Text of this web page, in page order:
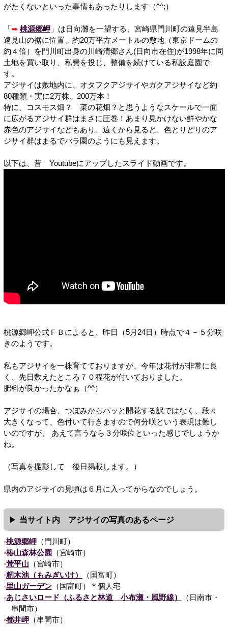
がたくないといった事情もあったりします（^^;）
「➡ 桃源郷岬」は日向灘を一望する、宮崎県門川町の遠見半島
遠見山の裾に位置、約20万平方メートルの敷地（東京ドームの
約４倍）を門川町出身の川崎清郷さん(日向市在住)が1998年に同
土地を買い取り、私費を投じ、整備を続けている私設庭園で
す。
アジサイは敷地内に、オタフクアジサイやガクアジサイなど約
80種類・実に2万株、200万本！
特に、コスモス畑？ 菜の花畑？と思うようなスケールで一面
に広がるアジサイ群はまさに圧巻！あまり見かけない鮮やかな
赤色のアジサイなどもあり、遠くから見ると、色とりどりのア
ジサイ群はまるでバラ園のようにも見えます。
以下は、昔 Youtubeにアップしたスライド動画です。
桃源郷岬公式ＦＢによると、昨日（5月24日）時点で４－５分咲
きのようです。
私もアジサイを一株育てておりますが、今年は花付が非常に良
く、先日数えたところ７０程花が付いておりました。
肥料が良かったかなぁ（^^）
アジサイの場合、つぼみからパッと開花する訳ではなく、段々
大きくなって、色付いて行きますので何分咲という表現は難し
いのですが、 あえて言うなら３分咲位といった感じでしょうか
ね。
（写真を撮影して 後日掲載します。）
県内のアジサイの見頃は６月に入ってからなのでしょう。
当サイト内 アジサイの写真のあるページ
桃源郷岬（門川町）
椿山森林公園
（宮崎市）
荒平山 （宮崎市）
籾木池（もみぎいけ）
（国富町）
里山ガーデン（国富町）＊個人宅
あじさいロード（ふるさと林道 小布瀬・風野線）
（日南市・
串間市）
都井岬（串間市）